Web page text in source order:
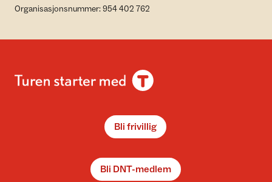
Organisasjonsnummer: 954 402 762
Bli frivillig
Bli DNT-medlem